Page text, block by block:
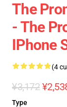
The
- The
IPhone
(4
¥3,172
Type